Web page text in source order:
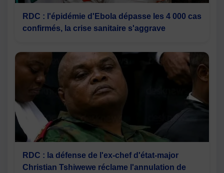
RDC : l'épidémie d'Ebola dépasse les 4 000 cas
confirmés, la crise sanitaire s'aggrave
RDC : la défense de l'ex-chef d'état-major
Christian Tshiwewe réclame l'annulation de